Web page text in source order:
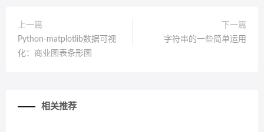
上一篇
Python-matplotlib数据可视
化：商业图表条形图
下一篇
字符串的一些简单运用
相关推荐